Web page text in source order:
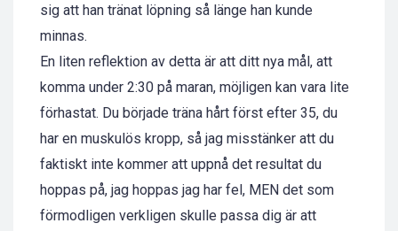
sig att han tränat löpning så länge han kunde
minnas.
En liten reflektion av detta är att ditt nya mål, att
komma under 2:30 på maran, möjligen kan vara lite
förhastat. Du började träna hårt först efter 35, du
har en muskulös kropp, så jag misstänker att du
faktiskt inte kommer att uppnå det resultat du
hoppas på, jag hoppas jag har fel, MEN det som
förmodligen verkligen skulle passa dig är att